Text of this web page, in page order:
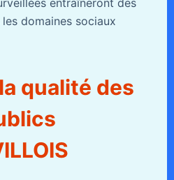
domaines sociaux
qualité des